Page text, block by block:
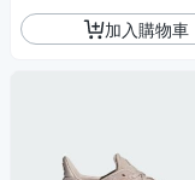
加入購物車